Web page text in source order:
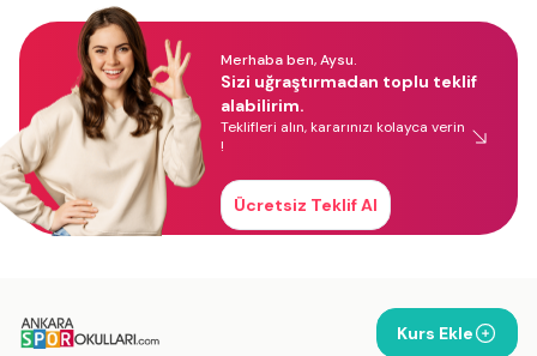
Merhaba ben, Aysu.
Sizi uğraştırmadan toplu teklif
alabilirim.
Teklifleri alın, kararınızı kolayca verin
!
Ücretsiz Teklif Al
Kurs Ekle